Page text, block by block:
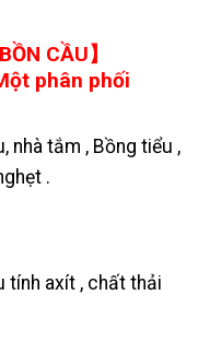
CẦU】
phân phối
nhà tắm , Bồng tiểu ,
.
tính axít , chất thải